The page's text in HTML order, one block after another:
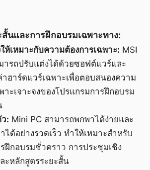
นและการฝึกอบรมเฉพาะทาง:
ห้เหมาะกับความต้องการเฉพาะ: MSI
ารถปรับแต่งได้ด้วยซอฟต์แวร์และ
ฮาร์ดแวร์เฉพาะเพื่อตอบสนองความ
าะเจาะจงของโปรแกรมการฝึกอบรม
: Mini PC สามารถพกพาได้ง่ายและ
ได้อย่างรวดเร็ว ทำให้เหมาะสำหรับ
ฝึกอบรมชั่วคราว การประชุมเชิง
ะหลักสูตรระยะสั้น